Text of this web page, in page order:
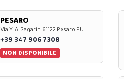
PESARO
Via Y. A. Gagarin, 61122 Pesaro PU
+39 347 906 7308
NON DISPONIBILE